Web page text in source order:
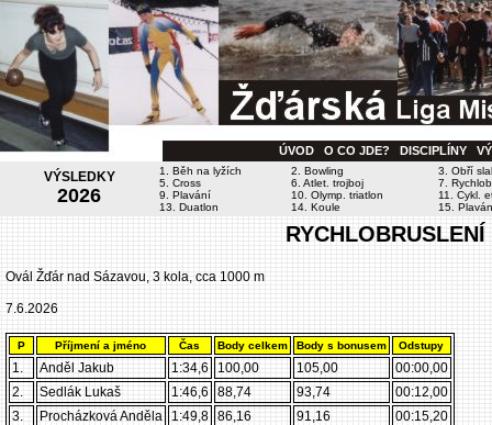
ÚVOD O CO JDE? DISCIPLÍNY
VÝSLEDKY
2026
1. Běh na lyžích 2. Bowling
3. Obří
5. Cross
6. Atlet. trojboj
7.
9. Plavání
10. Olymp. triatlon
11. Cykl.
13. Duatlon
14. Koule 15.
Ovál Žďár nad Sázavou, 3 kola, cca 1000 m
7.6.2026
P Příjmení a jméno Čas Body celkem Body s bonusem Odstupy
1. Anděl Jakub 1:34,6 100,00 105,00
00:00,00
2.
Sedlák Lukaš 1:46,6 88,74 93,74
00:12,00
3.
Procházková Anděla 1:49,8 86,16 91,16
00:15,20